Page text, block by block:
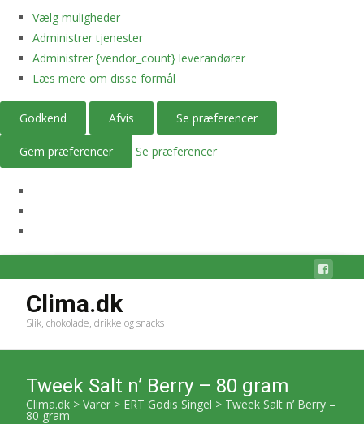
Vælg muligheder
Administrer tjenester
Administrer {vendor_count} leverandører
Læs mere om disse formål
Godkend Afvis Se præferencer
Gem præferencer Se præferencer
Clima.dk
Slik, chokolade, drikke og snacks
Tweek Salt n’ Berry – 80 gram
Clima.dk > Varer > ERT Godis Singel > Tweek Salt n’ Berry –
80 gram